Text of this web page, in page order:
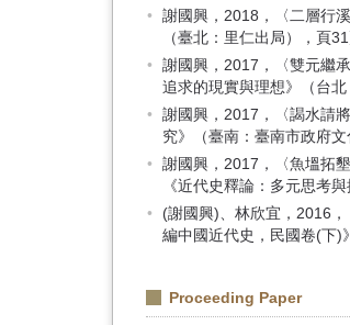
謝國興，2018，〈二層行
（臺北：里仁出局），頁31
謝國興，2017，〈雙元繼
追求的現實與理想》（台
謝國興，2017，〈謁水請
究》（臺南：臺南市政府
謝國興，2017，〈魚塭拓
《近代史釋論：多元思考
(謝國興)、林欣宜，2016
編中國近代史，民國卷(下)
Proceeding Paper